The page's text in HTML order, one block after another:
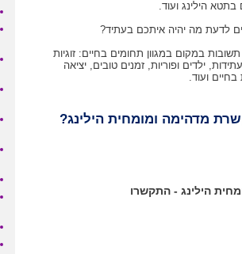
הילינג ועוד.
לדעת מה יהיה איתכם בעתיד?
במקום במגוון תחומים בחיים: זוגיות
ילדים ופוריות, זמנים טובים, יציאה
ועוד.
מדהימה ומומחית הילינג?
הילינג - התקשרו